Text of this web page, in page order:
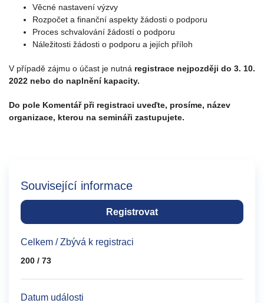
Věcné nastavení výzvy
Rozpočet a finanční aspekty žádosti o podporu
Proces schvalování žádostí o podporu
Náležitosti žádosti o podporu a jejích příloh
V případě zájmu o účast je nutná registrace nejpozději do 3. 10.
2022 nebo do naplnění kapacity.
Do pole Komentář při registraci uveďte, prosíme, název
organizace, kterou na semináři zastupujete.
Související informace
Registrovat
Celkem / Zbývá k registraci
200 / 73
Datum události